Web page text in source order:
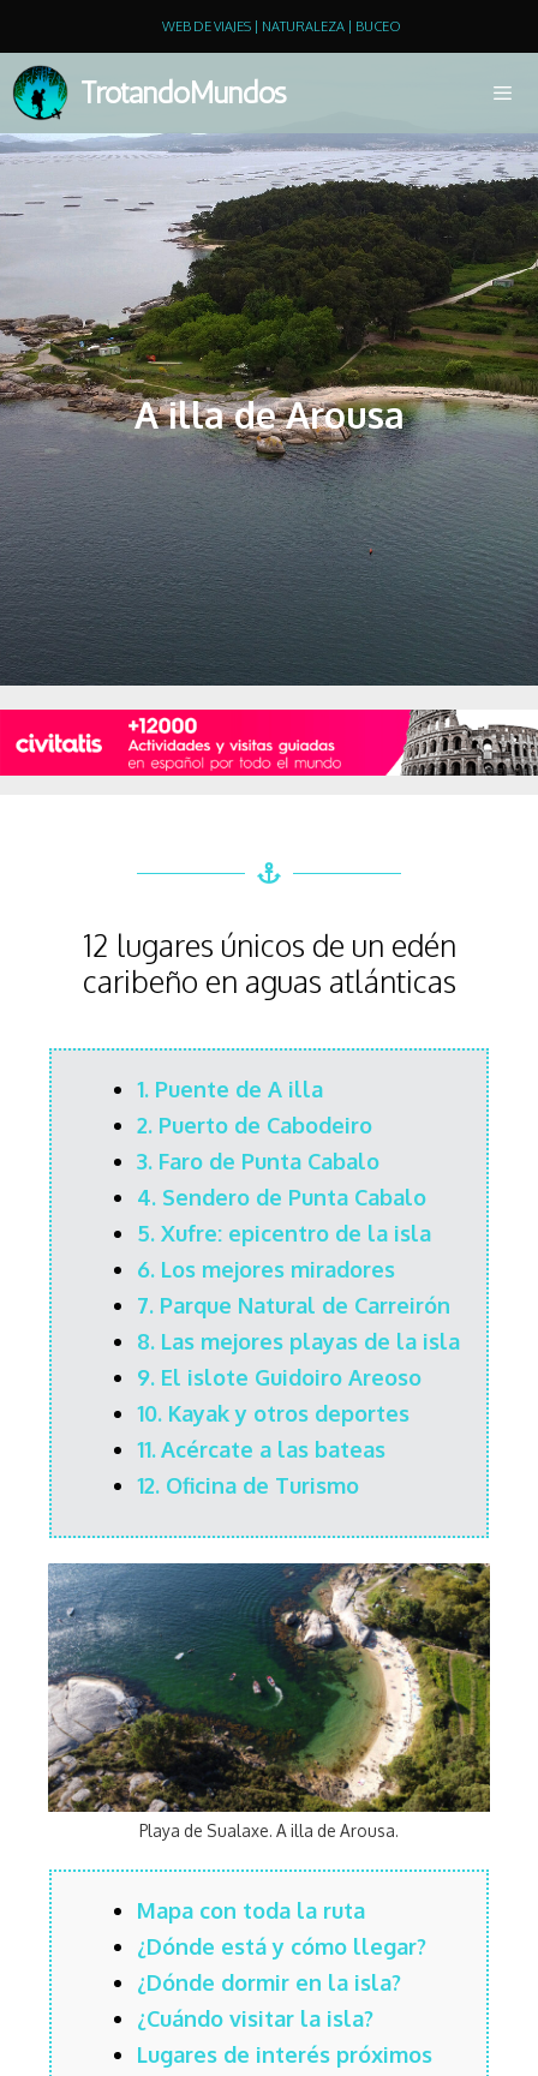
WEB DE VIAJES | NATURALEZA | BUCEO
TrotandoMundos
A illa de Arousa
12 lugares únicos de un edén
caribeño en aguas atlánticas
1. Puente de A illa
2. Puerto de Cabodeiro
3. Faro de Punta Cabalo
4. Sendero de Punta Cabalo
5. Xufre: epicentro de la isla
6. Los mejores miradores
7. Parque Natural de Carreirón
8. Las mejores playas de la isla
9. El islote Guidoiro Areoso
10. Kayak y otros deportes
11.Acércate a las bateas
12. Oficina de Turismo
Playa de Sualaxe. A illa de Arousa.
Mapa con toda la ruta
¿Dónde está y cómo llegar?
¿Dónde dormir en la isla?
¿Cuándo visitar la isla?
Lugares de interés próximos